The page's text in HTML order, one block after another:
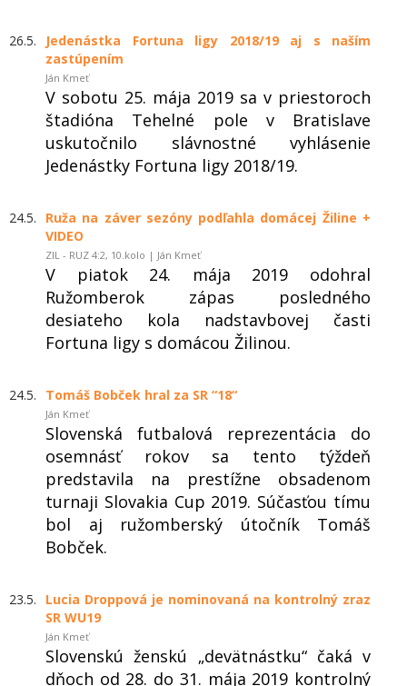
26.5.
Jedenástka Fortuna ligy 2018/19 aj s naším
zastúpením
Ján Kmeť
V sobotu 25. mája 2019 sa v priestoroch
štadióna Tehelné pole v Bratislave
uskutočnilo slávnostné vyhlásenie
Jedenástky Fortuna ligy 2018/19.
24.5.
Ruža na záver sezóny podľahla domácej Žiline +
VIDEO
ZIL - RUZ 4:2, 10.kolo | Ján Kmeť
V piatok 24. mája 2019 odohral
Ružomberok zápas posledného
desiateho kola nadstavbovej časti
Fortuna ligy s domácou Žilinou.
24.5. Tomáš Bobček hral za SR “18“
Ján Kmeť
Slovenská futbalová reprezentácia do
osemnásť rokov sa tento týždeň
predstavila na prestížne obsadenom
turnaji Slovakia Cup 2019. Súčasťou tímu
bol aj ružomberský útočník Tomáš
Bobček.
23.5.
Lucia Droppová je nominovaná na kontrolný zraz
SR WU19
Ján Kmeť
Slovenskú ženskú „devätnástku“ čaká v
dňoch od 28. do 31. mája 2019 kontrolný